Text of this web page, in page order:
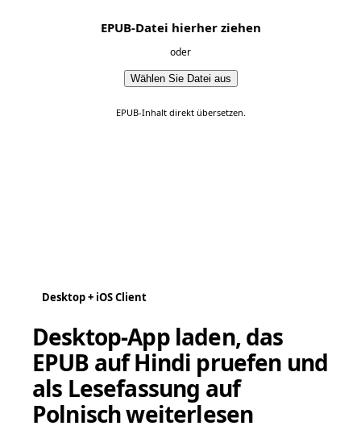
EPUB-Datei hierher ziehen
oder
Wählen Sie Datei aus
EPUB-Inhalt direkt übersetzen.
Desktop + iOS Client
Desktop-App laden, das
EPUB auf Hindi pruefen und
als Lesefassung auf
Polnisch weiterlesen